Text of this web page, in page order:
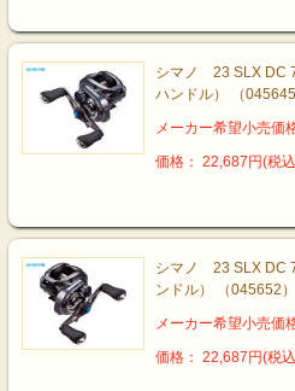
シマノ 23 SLX DC
ハンドル） （
メーカー希望小売価
価格： 22,687円(税
シマノ 23 SLX DC
ンドル） （045652
メーカー希望小売価
価格： 22,687円(税